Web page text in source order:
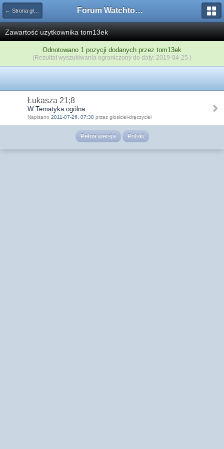
← Strona główna Forum Watchtower
Zawartość użytkownika tom13ek
Odnotowano 1 pozycji dodanych przez tom13ek
(Rezultat wyszukiwania ograniczony do daty: 2019-04-25 )
Łukasza 21;8
W Tematyka ogólna
Napisano 2011-07-26, 07:38 przez głosiciel-dręczyciel
Pełna wersja Polski